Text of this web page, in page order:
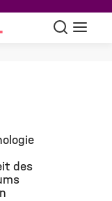
Suche
des